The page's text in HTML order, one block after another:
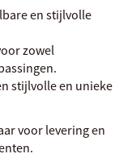
en stijlvolle
zowel
stijlvolle en unieke
voor levering en